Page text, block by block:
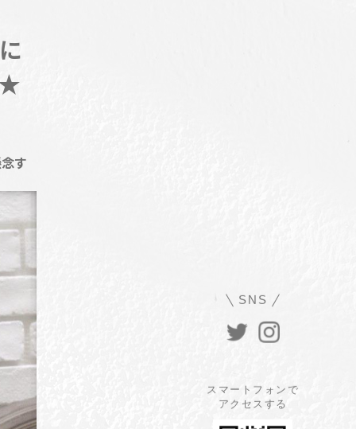
SNS
スマートフォンで
アクセスする
★
す